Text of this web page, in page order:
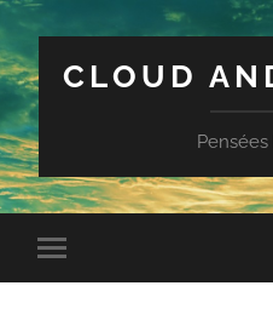
CLOUD
Toggle
mobile